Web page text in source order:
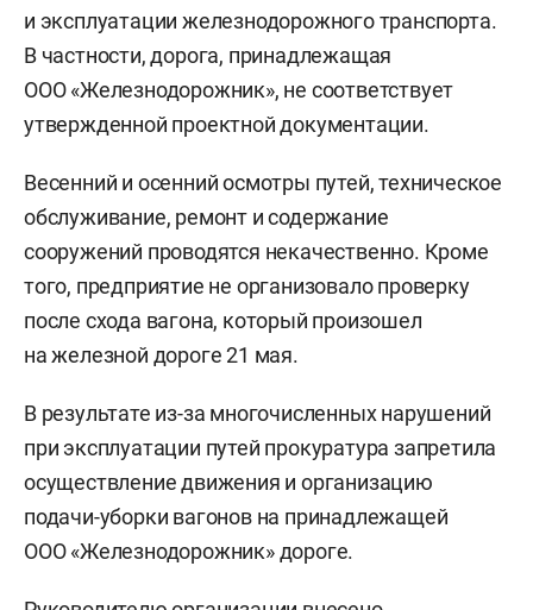
и эксплуатации железнодорожного транспорта.
В частности, дорога, принадлежащая
ООО «Железнодорожник», не соответствует
утвержденной проектной документации.
Весенний и осенний осмотры путей, техническое
обслуживание, ремонт и содержание
сооружений проводятся некачественно. Кроме
того, предприятие не организовало проверку
после схода вагона, который произошел
на железной дороге 21 мая.
В результате из-за многочисленных нарушений
при эксплуатации путей прокуратура запретила
осуществление движения и организацию
подачи-уборки вагонов на принадлежащей
ООО «Железнодорожник» дороге.